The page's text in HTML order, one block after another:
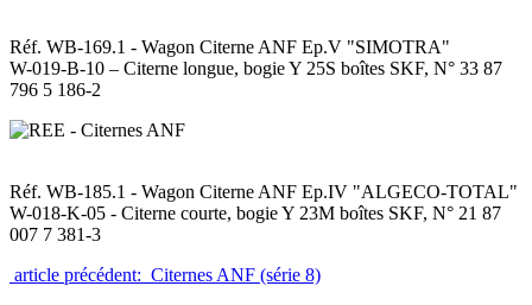
Réf. WB-169.1 - Wagon Citerne ANF Ep.V "SIMOTRA"
W-019-B-10 – Citerne longue, bogie Y 25S boîtes SKF, N° 33 87
796 5 186-2
Réf. WB-185.1 - Wagon Citerne ANF Ep.IV "ALGECO-TOTAL"
W-018-K-05 - Citerne courte, bogie Y 23M boîtes SKF, N° 21 87
007 7 381-3
article précédent: Citernes ANF (série 8)